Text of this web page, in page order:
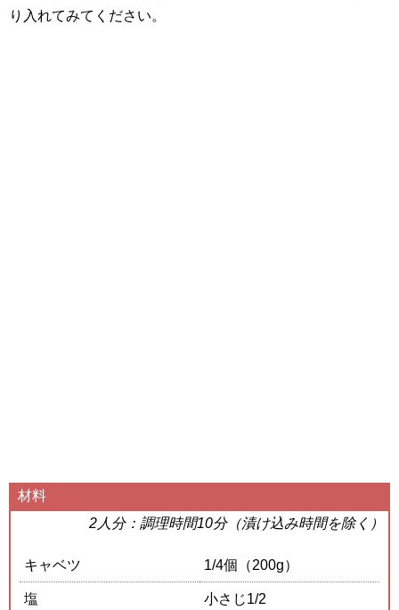
り入れてみてください。
材料
2人分：調理時間10分（漬け込み時間を除く）
キャベツ 1/4個（200g）
塩 小さじ1/2